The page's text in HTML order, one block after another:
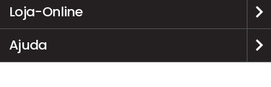
Loja-Online
Ajuda